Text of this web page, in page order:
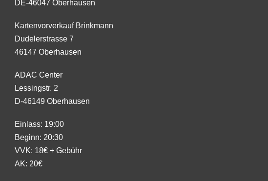
DE-46047 Oberhausen
Kartenvorverkauf Brinkmann
Dudelerstrasse 7
46147 Oberhausen
ADAC Center
Lessingstr. 2
D-46149 Oberhausen
Einlass: 19:00
Beginn: 20:30
VVK: 18€ + Gebühr
AK: 20€